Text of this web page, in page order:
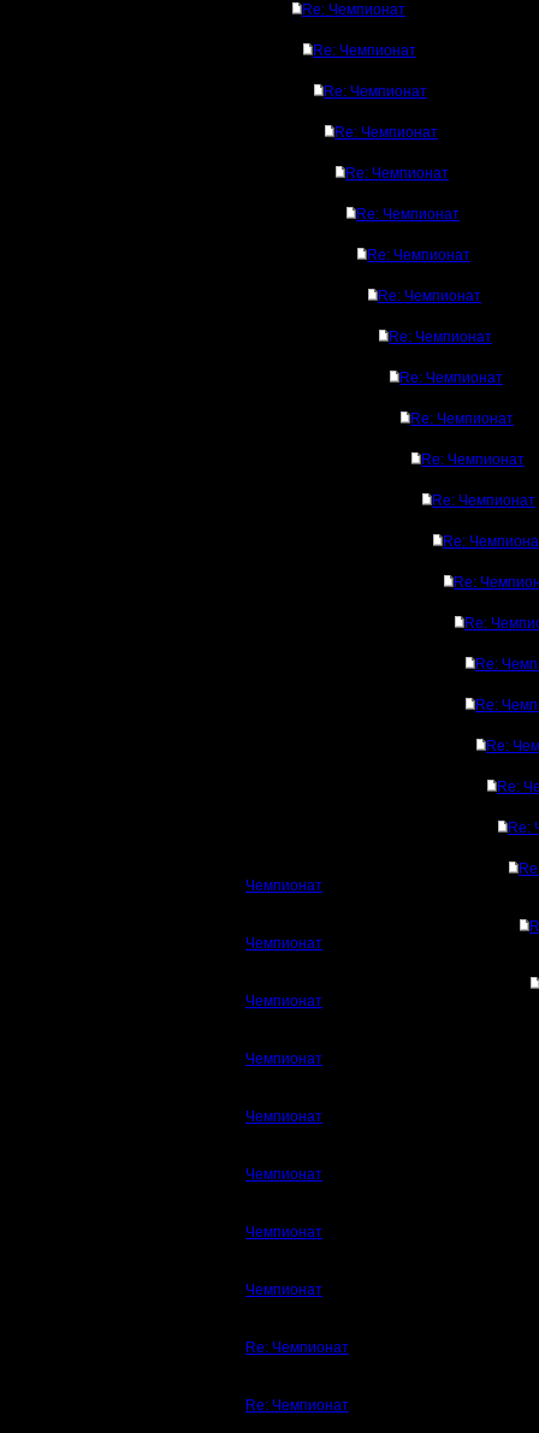
Re: Чемпионат
Re: Чемпионат
Re: Чемпионат
Re: Чемпионат
Re: Чемпионат
Re: Чемпионат
Re: Чемпионат
Re: Чемпионат
Re: Чемпионат
Re: Чемпионат
Re: Чемпионат
Re: Чемпионат
Re: Чемпионат
Re:
Re:
Re:
Re:
Re:
Re:
Re:
Re:
Чемпионат
Чемпионат
Чемпионат
Чемпионат
Чемпионат
Чемпионат
Чемпионат
Чемпионат
Re: Чемпионат
Re: Чемпионат